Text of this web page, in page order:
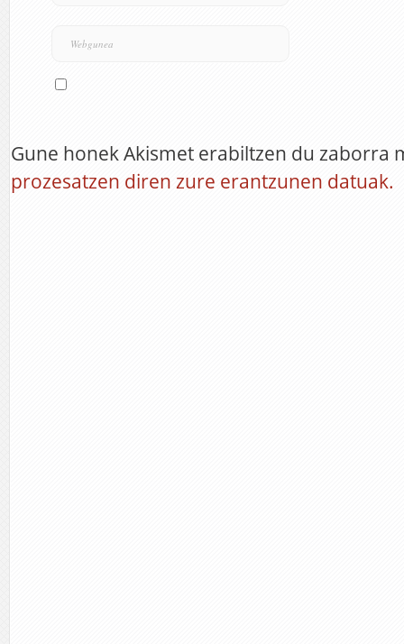
Gune honek Akismet erabiltzen du zaborra
prozesatzen diren zure erantzunen datuak.